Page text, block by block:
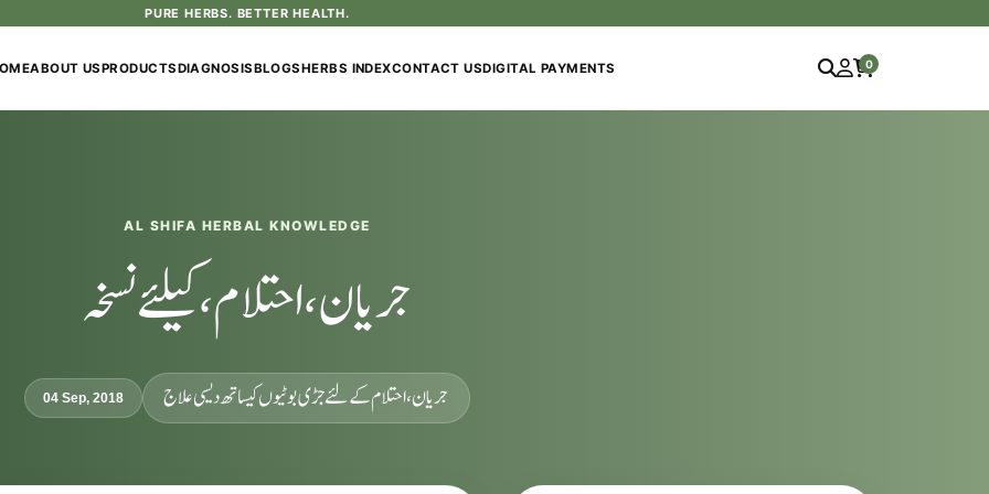
PURE HERBS. BETTER HEALTH.
ABOUT USPRODUCTSDIAGNOSISBLOGSHERBS INDEXCONTACT USDIGITAL PAYMENTS 0
AL SHIFA HERBAL KNOWLEDGE
جریان، احتلام، کیلئے نسخہ
04 Sep, 2018 جریان، احتلام کےلئے جڑی بوٹیوں کیساتھ دیسی علاج